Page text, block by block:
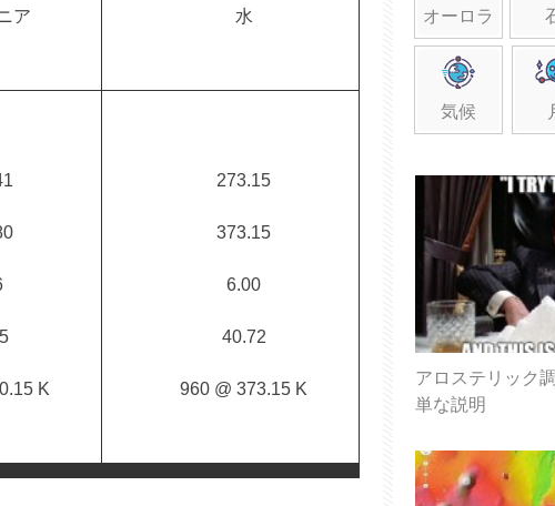
ア 水
K
273.15
373.15
6.00
40.72
960 @ 373.15 K
オーロラ
気候
アロステリック
単な説明